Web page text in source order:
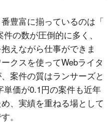
豊富に揃っているのは「
の数が圧倒的に多く、
えながら仕事ができま
クスを使ってWebライタ
案件の質はランサーズと
価が0.1円の案件も近年
、実績を重ねる場として
。